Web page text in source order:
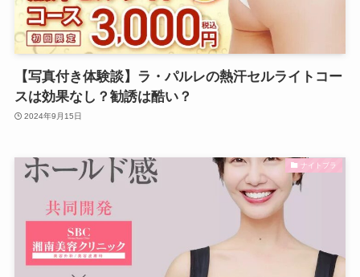
【写真付き体験談】ラ・パルレの熱汗セルライトコー
スは効果なし？勧誘は酷い？
2024年9月15日
ナイトブラ